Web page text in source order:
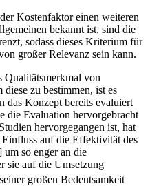
Kostenfaktor einen weiteren
bekannt ist, sind die
sodass dieses Kriterium für
großer Relevanz sein kann.
Qualitätsmerkmal von
zu bestimmen, ist es
das Konzept bereits evaluiert
die Evaluation hervorgebracht
hervorgegangen ist, hat
auf die Effektivität des
so enger an die
sie auf die Umsetzung
großen Bedeutsamkeit